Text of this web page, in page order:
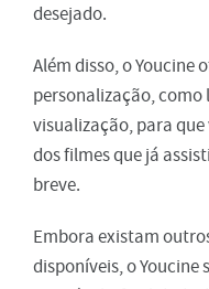
desejado.
Além disso, o Youcine
personalização,
visualização, para
dos filmes que já
breve.
Embora existam
disponíveis, o Youcine